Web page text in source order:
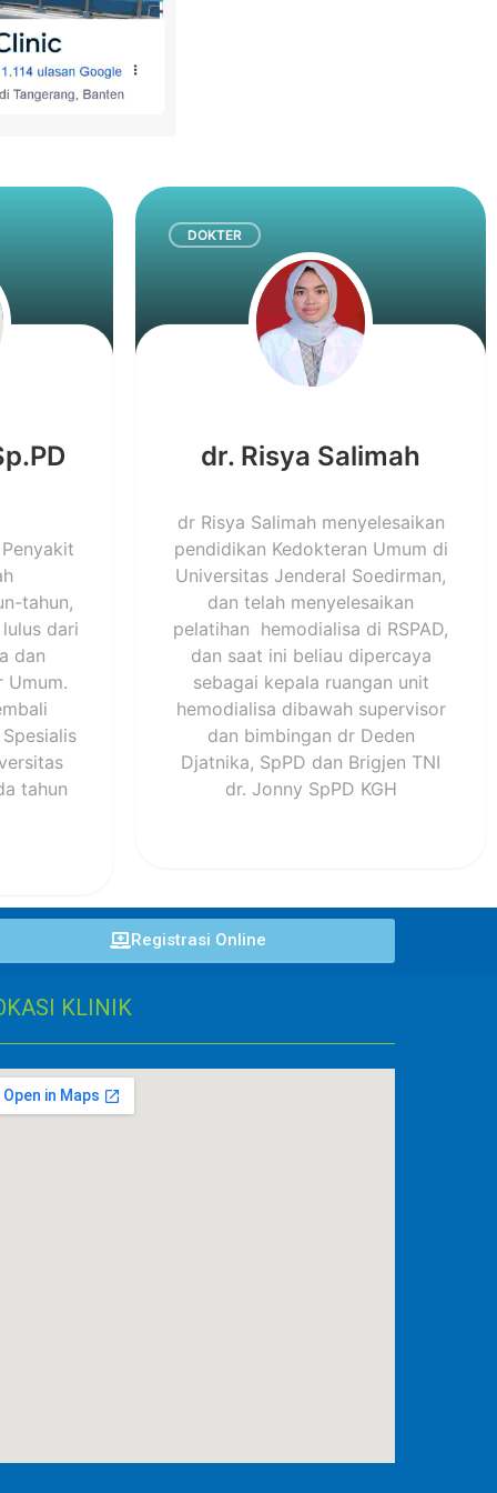
tahun,
dari
dan
Umum.
tahun
DOKTER
dr. Risya Salimah
dr Risya Salimah menyelesaikan
pendidikan Kedokteran Umum di
Universitas Jenderal Soedirman,
dan telah menyelesaikan
pelatihan hemodialisa di RSPAD,
dan saat ini beliau dipercaya
sebagai kepala ruangan unit
hemodialisa dibawah supervisor
dan bimbingan dr Deden
Djatnika, SpPD dan Brigjen TNI
dr. Jonny SpPD KGH
Registrasi Online
KLINIK